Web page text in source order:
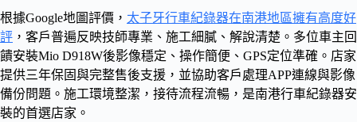
根據Google地圖評價， 太子牙行車紀錄器在南港地區擁有高度好
評 ，客戶普遍反映技師專業、施工細膩、解說清楚。多位車主回
饋安裝Mio D918W後影像穩定、操作簡便、GPS定位準確。店家
提供三年保固與完整售後支援，並協助客戶處理APP連線與影像
備份問題。施工環境整潔，接待流程流暢，是南港行車紀錄器安
裝的首選店家。